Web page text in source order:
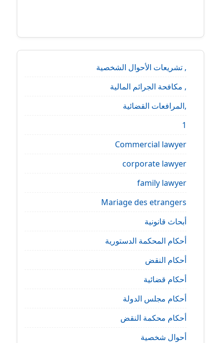
, تشريعات الأحوال الشخصية
, مكافحة الجرائم المالية
,المرافعات القضائية
1
Commercial lawyer
corporate lawyer
family lawyer
Mariage des etrangers
أبحاث قانونية
أحكام المحكمة الدستورية
أحكام النقض
أحكام قضائية
أحكام مجلس الدولة
أحكام محكمة النقض
أحوال شخصية